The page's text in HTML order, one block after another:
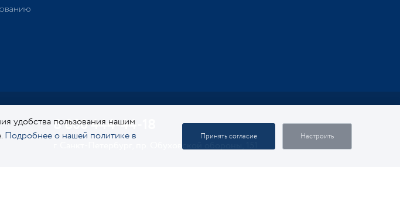
8 800 444-44-18
г. Санкт-Петербург, пр. Обуховской обороны, 151
удобства пользования нашим
Подробнее о нашей политике в
Принять согласие Настроить